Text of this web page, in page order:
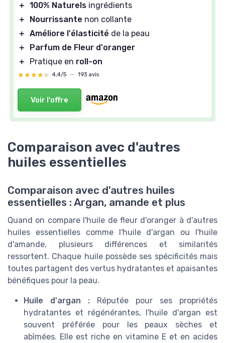
＋ 100% Naturels ingrédients
＋
Nourrissante non collante
＋ Améliore l'élasticité de la peau
＋
Parfum de Fleur d'oranger
＋
Pratique en roll-on
★★★★★
★★★★★ 4,4/5 — 193 avis
Voir l'offre
Comparaison avec d'autres
huiles essentielles
Comparaison avec d'autres huiles
essentielles : Argan, amande et plus
Quand on compare l'huile de fleur d'oranger à d'autres
huiles essentielles comme l'huile d'argan ou l'huile
d'amande, plusieurs différences et similarités
ressortent. Chaque huile possède ses spécificités mais
toutes partagent des vertus hydratantes et apaisantes
bénéfiques pour la peau.
Huile d'argan : Réputée pour ses propriétés
hydratantes et régénérantes, l'huile d'argan est
souvent préférée pour les peaux sèches et
abîmées. Elle est riche en vitamine E et en acides